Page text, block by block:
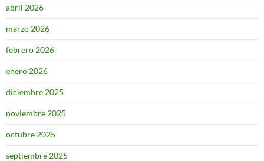
abril 2026
marzo 2026
febrero 2026
enero 2026
diciembre 2025
noviembre 2025
octubre 2025
septiembre 2025